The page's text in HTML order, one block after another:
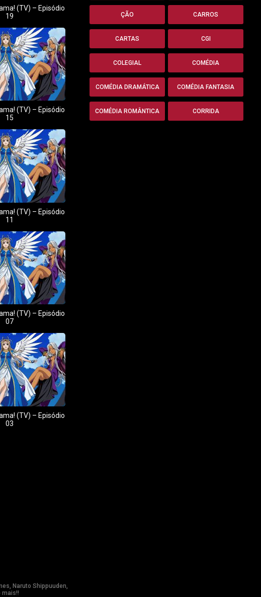
(TV) – Episódio
19
(TV) – Episódio
15
(TV) – Episódio
11
(TV) – Episódio
07
(TV) – Episódio
03
ÇÃO CARROS
CARTAS CGI
COLEGIAL COMÉDIA
COMÉDIA DRAMÁTICA COMÉDIA FANTASIA
COMÉDIA ROMÂNTICA CORRIDA
Naruto Shippuuden,
mais!!